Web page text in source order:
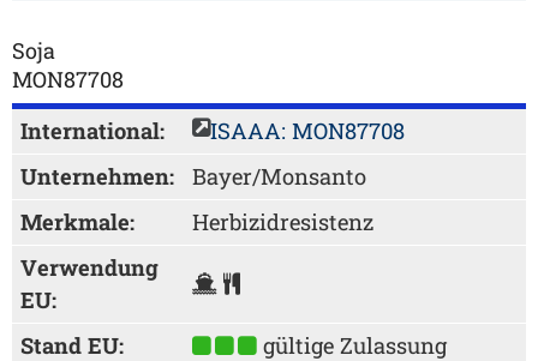
Soja
MON87708
International:
ISAAA: MON87708
Unternehmen:
Bayer/Monsanto
Merkmale:
Herbizidresistenz
Verwendung
EU:
Stand EU:
gültige Zulassung